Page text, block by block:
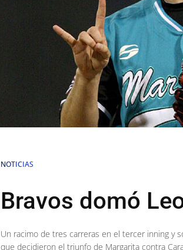
NOTICIAS
Bravos domó
Un racimo de tres carreras en el tercer inning y
que decidieron el triunfo de Margarita contra